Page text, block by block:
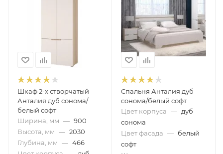
Шкаф 2-х створчатый
Анталия дуб сонома/
белый софт
Ширина, мм — 900
Высота, мм — 2030
Глубина, мм — 466
Спальня Анталия дуб
сонома/белый софт
Цвет корпуса — дуб
сонома
Цвет фасада — белый
софт